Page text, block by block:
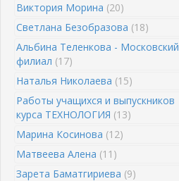
Виктория Морина (20)
Светлана Безобразова (18)
Альбина Теленкова - Московский
филиал (17)
Наталья Николаева (15)
Работы учащихся и выпускников
курса ТЕХНОЛОГИЯ (13)
Марина Косинова (12)
Матвеева Алена (11)
Зарета Баматгириева (9)